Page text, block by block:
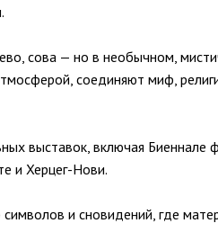
сова — но в необычном,
соединяют миф,
выставок, включая Биеннале
и Херцег-Нови.
и сновидений, где